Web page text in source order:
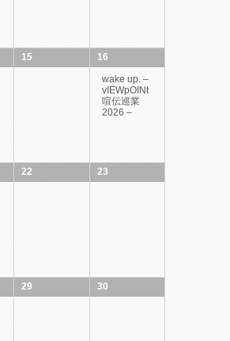
15 16
wake up. –
vIEWpOINt
喧伝巡業
2026 –
22 23
29 30